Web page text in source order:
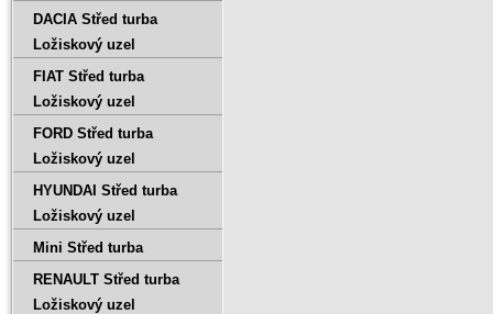
DACIA Střed turba
Ložiskový uzel
FIAT Střed turba
Ložiskový uzel
FORD Střed turba
Ložiskový uzel
HYUNDAI Střed turba
Ložiskový uzel
Mini Střed turba
RENAULT Střed turba
Ložiskový uzel